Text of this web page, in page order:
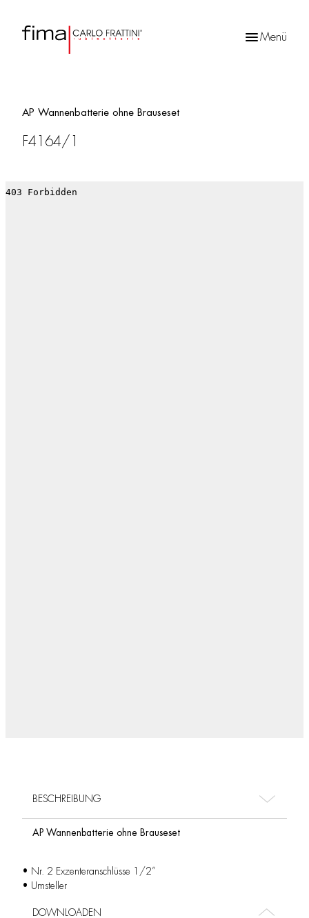
Menü
AP Wannenbatterie ohne Brauseset
F4164/1
BESCHREIBUNG
AP Wannenbatterie ohne Brauseset
• Nr. 2 Exzenteranschlüsse 1/2”
• Umsteller
DOWNLOADEN